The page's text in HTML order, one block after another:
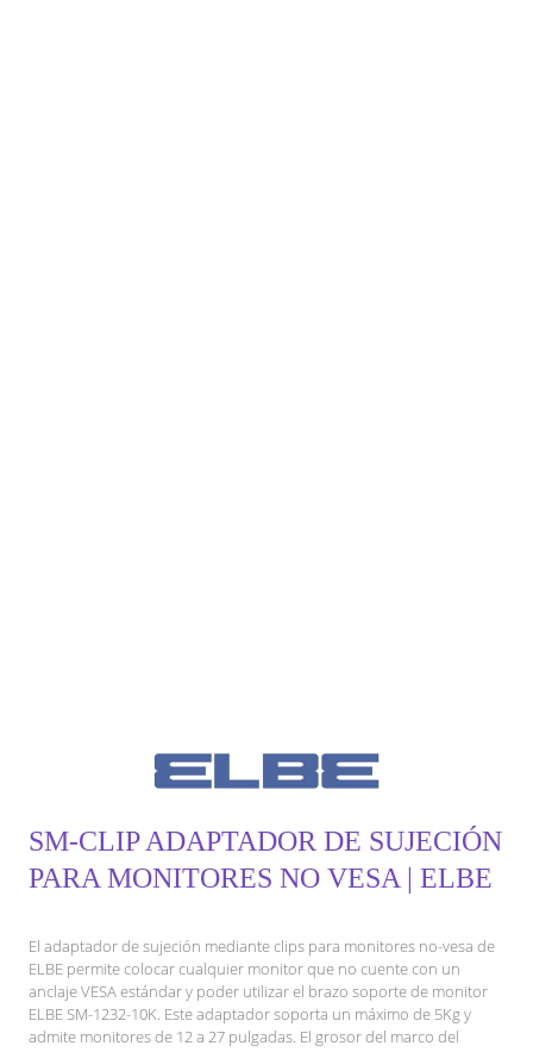
SM-CLIP ADAPTADOR DE SUJECIÓN
PARA MONITORES NO VESA | ELBE
El adaptador de sujeción mediante clips para monitores no-vesa de
ELBE permite colocar cualquier monitor que no cuente con un
anclaje VESA estándar y poder utilizar el brazo soporte de monitor
ELBE SM-1232-10K. Este adaptador soporta un máximo de 5Kg y
admite monitores de 12 a 27 pulgadas. El grosor del marco del